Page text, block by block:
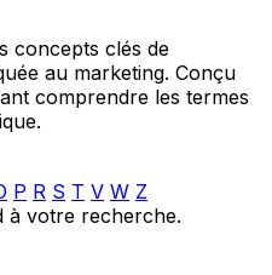
concepts clés de
au marketing. Conçu
comprendre les termes
P R S T V W Z
à votre recherche.